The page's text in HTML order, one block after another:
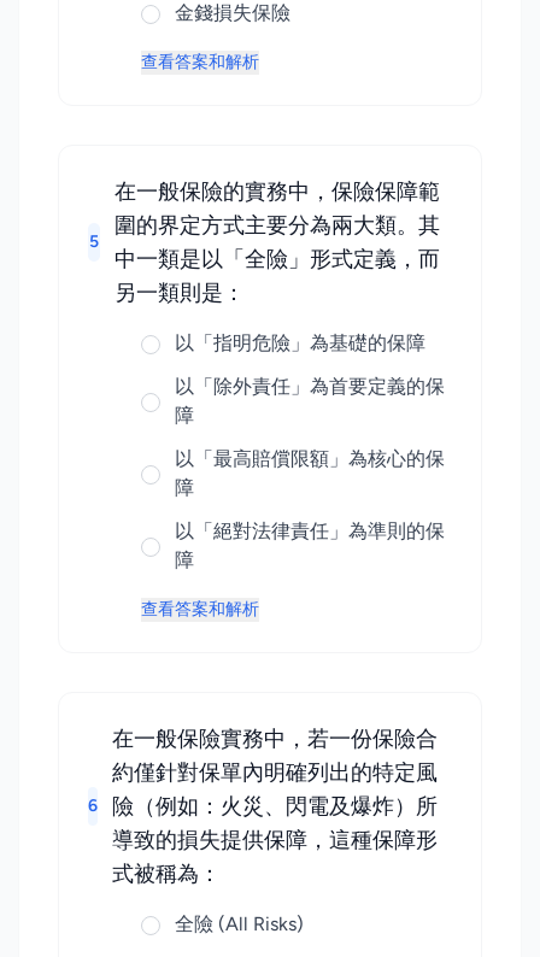
金錢損失保險
查看答案和解析
5
在一般保險的實務中，保險保障範
圍的界定方式主要分為兩大類。其
中一類是以「全險」形式定義，而
另一類則是：
以「指明危險」為基礎的保障
以「除外責任」為首要定義的保
障
以「最高賠償限額」為核心的保
障
以「絕對法律責任」為準則的保
障
查看答案和解析
6
在一般保險實務中，若一份保險合
約僅針對保單內明確列出的特定風
險（例如：火災、閃電及爆炸）所
導致的損失提供保障，這種保障形
式被稱為：
全險 (All Risks)